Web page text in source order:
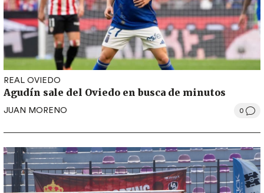
REAL OVIEDO
Agudín sale del Oviedo en busca de minutos
JUAN MORENO 0